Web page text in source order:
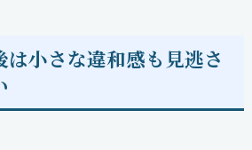
は小さな違和感も見逃さ